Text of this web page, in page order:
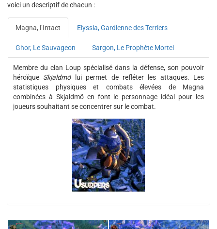
voici un descriptif de chacun :
Magna, l’Intact Elyssia, Gardienne des Terriers
Ghor, Le Sauvageon Sargon, Le Prophète Mortel
Membre du clan Loup spécialisé dans la défense, son pouvoir
héroïque Skjaldmölui permet de refléter les attaques. Les
statistiques physiques et combats élevées de Magna
combinées à Skjaldmö en font le personnage idéal pour les
joueurs souhaitant se concentrer sur le combat.